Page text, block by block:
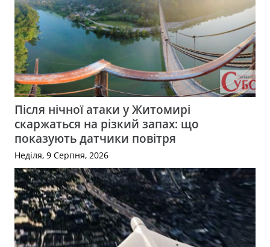
Після нічної атаки у Житомирі
скаржаться на різкий запах: що
показують датчики повітря
Неділя, 9 Серпня, 2026